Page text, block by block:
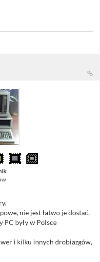
nie jest łatwo je dostać,
PC były w Polsce
i kilku innych drobiazgów,